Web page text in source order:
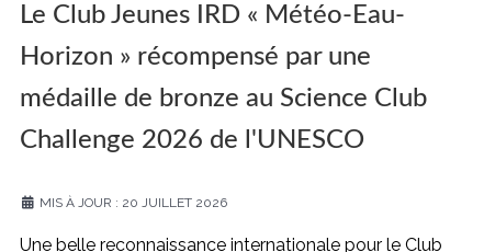
Le Club Jeunes IRD « Météo-Eau-
Horizon » récompensé par une
médaille de bronze au Science Club
Challenge 2026 de l'UNESCO
MIS À JOUR : 20 JUILLET 2026
Une belle reconnaissance internationale pour le Club